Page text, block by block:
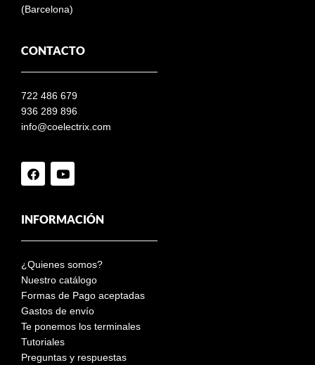
(Barcelona)
CONTACTO
722 486 679
936 289 896
info@coelectrix.com
INFORMACIÓN
¿Quienes somos?
Nuestro catálogo
Formas de Pago aceptadas
Gastos de envío
Te ponemos los terminales
Tutoriales
Preguntas y respuestas